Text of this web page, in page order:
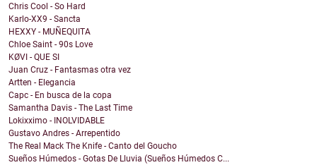
Chris Cool - So Hard
Karlo-XX9 - Sancta
HEXXY - MUÑEQUITA
Chloe Saint - 90s Love
KØVI - QUE SI
Juan Cruz - Fantasmas otra vez
Artten - Elegancia
Capc - En busca de la copa
Samantha Davis - The Last Time
Lokixximo - INOLVIDABLE
Gustavo Andres - Arrepentido
The Real Mack The Knife - Canto del Goucho
Sueños Húmedos - Gotas De Lluvia (Sueños Húmedos C...